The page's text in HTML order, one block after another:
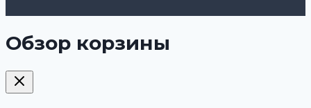
Обзор корзины